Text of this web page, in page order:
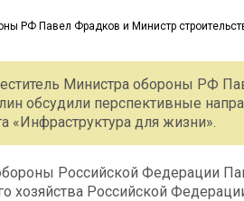
Министра обороны РФ
обсудили перспективные
«Инфраструктура для жизни».
Российской Федерации
хозяйства Российской